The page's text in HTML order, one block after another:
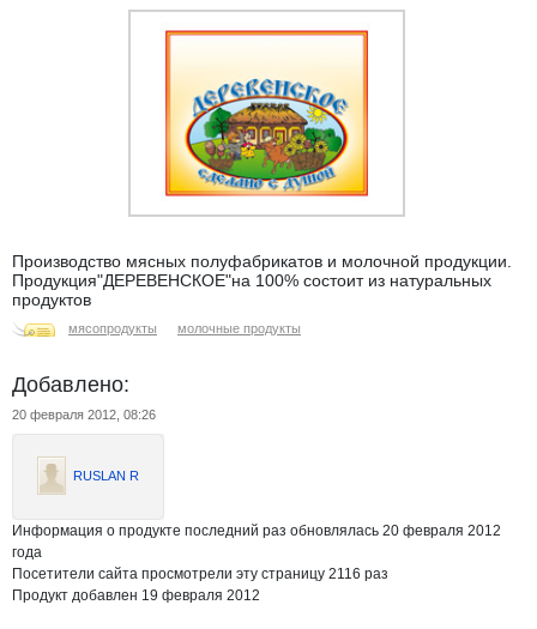
Производство мясных полуфабрикатов и молочной продукции.
Продукция"ДЕРЕВЕНСКОЕ"на 100% состоит из натуральных
продуктов
мясопродукты молочные продукты
Добавлено:
20 февраля 2012, 08:26
RUSLAN R
Информация о продукте последний раз обновлялась 20 февраля 2012
года
Посетители сайта просмотрели эту страницу 2116 раз
Продукт добавлен 19 февраля 2012